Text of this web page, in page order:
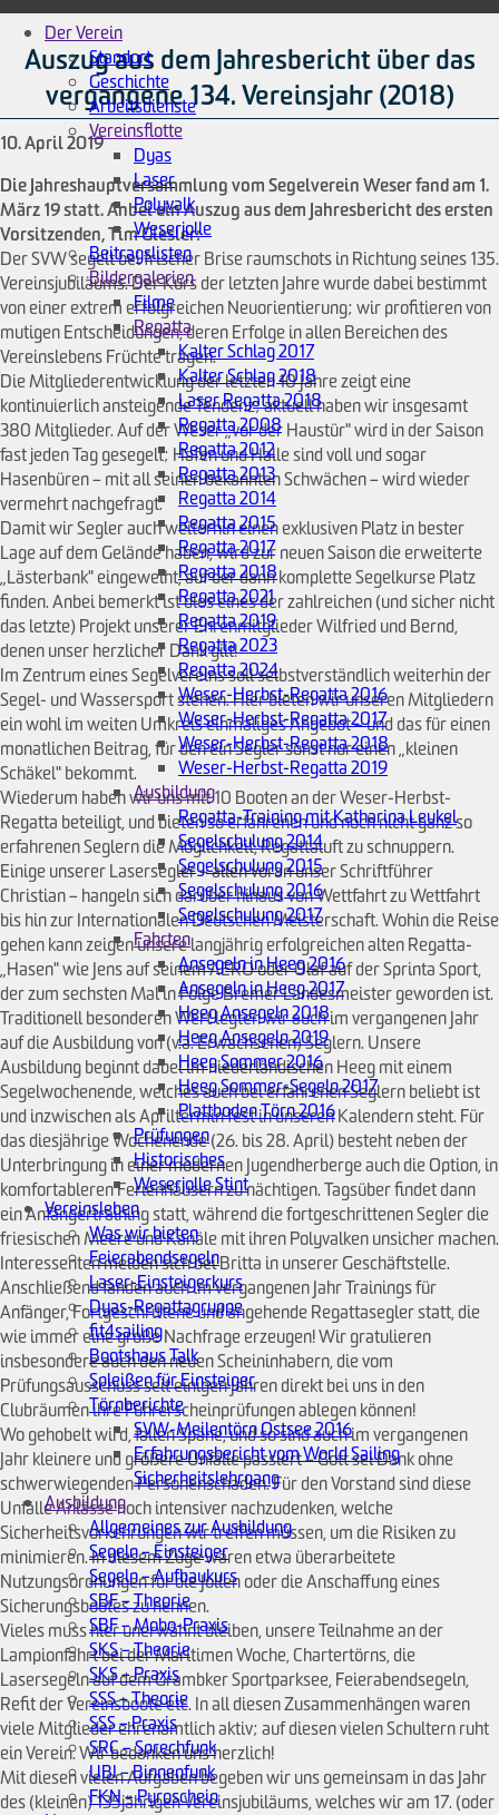
Der Verein
Standort
Geschichte
Arbeitsdienste
Vereinsflotte
Dyas
Laser
Polyvalk
Weserjolle
Beitragslisten
Bildergalerien
Filme
Regatta
Kalter Schlag 2017
Kalter Schlag 2018
Laser Regatta 2018
Regatta 2008
Regatta 2012
Regatta 2013
Regatta 2014
Regatta 2015
Regatta 2017
Regatta 2018
Regatta 2021
Regatta 2019
Regatta 2023
Regatta 2024
Weser-Herbst-Regatta 2016
Weser-Herbst-Regatta 2017
Weser-Herbst-Regatta 2018
Weser-Herbst-Regatta 2019
Ausbildung
Regatta-Training mit Katharina Leukel
Segelschulung 2014
Segelschulung 2015
Segelschulung 2016
Segelschulung 2017
Fahrten
Ansegeln in Heeg 2016
Ansegeln in Heeg 2017
Heeg Ansegeln 2018
Heeg Ansegeln 2019
Heeg Sommer 2016
Heeg Sommer-Segeln 2017
Plattboden Törn 2016
Prüfungen
Historisches
Weserjolle Stint
Vereinsleben
Was wir bieten
Feierabendsegeln
Laser-Einsteigerkurs
Dyas-Regattagruppe
fit4sailing
Bootshaus Talk
Spleißen für Einsteiger
Törnberichte
SVW-Meilentörn Ostsee 2016
Erfahrungsbericht vom World Sailing
Sicherheitslehrgang
Ausbildung
Allgemeines zur Ausbildung
Segeln – Einsteiger
Segeln – Aufbaukurs
SBF – Theorie
SBF – Mobo-Praxis
SKS – Theorie
SKS – Praxis
SSS – Theorie
SSS – Praxis
SRC – Sprechfunk
UBI – Binnenfunk
FKN – Pyroschein
Auszug aus dem Jahresbericht über das
vergangene 134. Vereinsjahr (2018)
10. April 2019
Die Jahreshauptversammlung vom Segelverein Weser fand am 1.
März 19 statt. Anbei ein Auszug aus dem Jahresbericht des ersten
Vorsitzenden, Tim Giesler:
Der SVW segelt bei frischer Brise raumschots in Richtung seines 135.
Vereinsjubiläums. Der Kurs der letzten Jahre wurde dabei bestimmt
von einer extrem erfolgreichen Neuorientierung; wir profitieren von
mutigen Entscheidungen, deren Erfolge in allen Bereichen des
Vereinslebens Früchte tragen.
Die Mitgliederentwicklung der letzten 10 Jahre zeigt eine
kontinuierlich ansteigende Tendenz; aktuell haben wir insgesamt
380 Mitglieder. Auf der Weser „vor der Haustür" wird in der Saison
fast jeden Tag gesegelt; Hafen und Halle sind voll und sogar
Hasenbüren – mit all seinen bekannten Schwächen – wird wieder
vermehrt nachgefragt.
Damit wir Segler auch weiterhin einen exklusiven Platz in bester
Lage auf dem Gelände haben, wird zur neuen Saison die erweiterte
„Lästerbank" eingeweiht, auf der dann komplette Segelkurse Platz
finden. Anbei bemerkt ist dies eines der zahlreichen (und sicher nicht
das letzte) Projekt unserer Ehrenmitglieder Wilfried und Bernd,
denen unser herzlicher Dank gilt!
Im Zentrum eines Segelvereins soll selbstverständlich weiterhin der
Segel- und Wassersport stehen. Hier bieten wir unseren Mitgliedern
ein wohl im weiten Umkreis einmaliges Angebot – und das für einen
monatlichen Beitrag, für den ein Segler sonst nur einen „kleinen
Schäkel" bekommt.
Wiederum haben wir uns mit 10 Booten an der Weser-Herbst-
Regatta beteiligt, und bieten so erfahrenen und noch nicht ganz so
erfahrenen Seglern die Möglichkeit, Regattaluft zu schnuppern.
Einige unserer Lasersegler – allen voran unser Schriftführer
Christian – hangeln sich darüber hinaus von Wettfahrt zu Wettfahrt
bis hin zur Internationalen Deutschen Meisterschaft. Wohin die Reise
gehen kann zeigen unsere langjährig erfolgreichen alten Regatta-
„Hasen" wie Jens auf seinem AERO oder Olaf auf der Sprinta Sport,
der zum sechsten Mal in Folge Bremer Landesmeister geworden ist.
Traditionell besonderen Wert legten wir auch im vergangenen Jahr
auf die Ausbildung von (v.a. Erwachsenen) Seglern. Unsere
Ausbildung beginnt dabei im niederländischen Heeg mit einem
Segelwochenende, welches auch bei erfahrenen Seglern beliebt ist
und inzwischen als Apriltermin fest in unseren Kalendern steht. Für
das diesjährige Wochenende (26. bis 28. April) besteht neben der
Unterbringung in einer modernen Jugendherberge auch die Option, in
komfortableren Ferienhäusern zu nächtigen. Tagsüber findet dann
ein Anfängertraining statt, während die fortgeschrittenen Segler die
friesischen Meere und Kanäle mit ihren Polyvalken unsicher machen.
Interessenten melden sich bei Britta in unserer Geschäftstelle.
Anschließend fanden auch im vergangenen Jahr Trainings für
Anfänger, Fortgeschrittene und angehende Regattasegler statt, die
wie immer eine große Nachfrage erzeugen! Wir gratulieren
insbesondere auch den neuen Scheininhabern, die vom
Prüfungsausschuss seit einigen Jahren direkt bei uns in den
Clubräumen ihre Führerscheinprüfungen ablegen können!
Wo gehobelt wird, fallen Späne, und so sind auch im vergangenen
Jahr kleinere und größere Unfälle passiert – Gott sei Dank ohne
schwerwiegenden Personenschaden. Für den Vorstand sind diese
Unfälle Anlässe noch intensiver nachzudenken, welche
Sicherheitsvorkehrungen wir treffen müssen, um die Risiken zu
minimieren. In diesem Zuge wären etwa überarbeitete
Nutzungsordnungen für die Jollen oder die Anschaffung eines
Sicherungsbootes zu nennen.
Vieles muss hier unerwähnt bleiben, unsere Teilnahme an der
Lampionfahrt bei der Maritimen Woche, Chartertörns, die
Lasersegeln auf dem Grambker Sportparksee, Feierabendsegeln,
Refit der Vereinsboote etc. In all diesen Zusammenhängen waren
viele Mitglieder ehrenamtlich aktiv; auf diesen vielen Schultern ruht
ein Verein. Wir bedanken uns herzlich!
Mit diesen vielen Aufgaben begeben wir uns gemeinsam in das Jahr
des (kleinen) 135jährigen Vereinsjubiläums, welches wir am 17. (oder